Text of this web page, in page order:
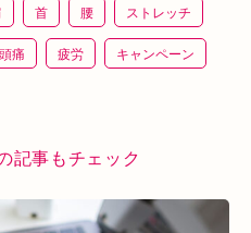
首 腰 ストレッチ
頭痛 疲労 キャンペーン
おすすめグッズ 足 睡眠
記事もチェック